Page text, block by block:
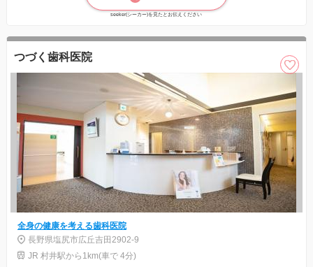
seeker(シーカー)を見たとお伝えください
つづく歯科医院
全身の健康を考える歯科医院
長野県塩尻市広丘吉田2902-9
JR 村井駅から1km(車で 4分)